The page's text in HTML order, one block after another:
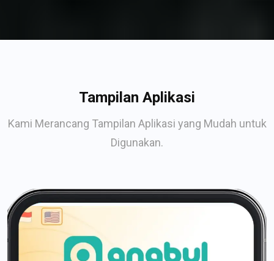
Tampilan Aplikasi
Kami Merancang Tampilan Aplikasi yang Mudah untuk
Digunakan.